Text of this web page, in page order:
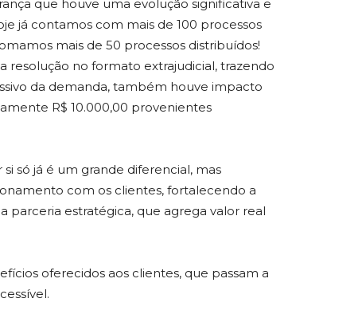
que houve uma evolução significativa e
já contamos com mais de 100 processos
mais de 50 processos distribuídos!
resolução no formato extrajudicial, trazendo
da demanda, também houve impacto
R$ 10.000,00 provenientes
só já é um grande diferencial, mas
com os clientes, fortalecendo a
parceria estratégica, que agrega valor real
oferecidos aos clientes, que passam a